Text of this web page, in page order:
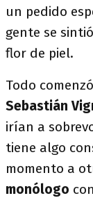
un pedido
gente se
flor de piel.
Todo
Sebastián
irían a
tiene algo
momento a
monólogo